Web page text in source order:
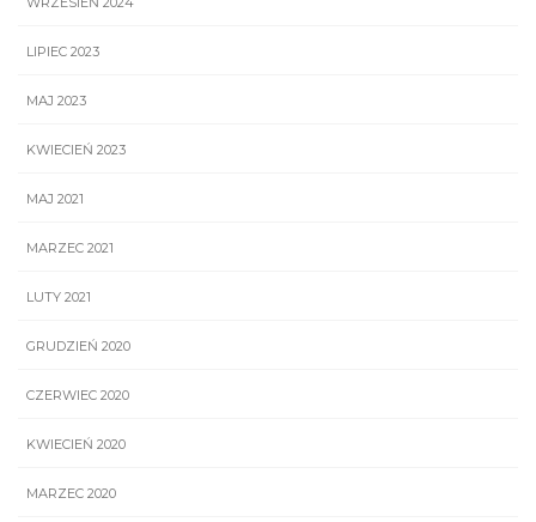
LIPIEC 2023
MAJ 2023
KWIECIEŃ 2023
MAJ 2021
MARZEC 2021
LUTY 2021
GRUDZIEŃ 2020
CZERWIEC 2020
KWIECIEŃ 2020
MARZEC 2020